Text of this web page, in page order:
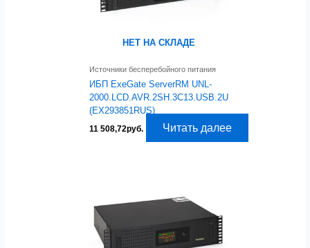
НЕТ НА СКЛАДЕ
Источники бесперебойного питания
ИБП ExeGate ServerRM UNL-
2000.LCD.AVR.2SH.3C13.USB.2U
(EX293851RUS)
11 508,72руб. Читать далее